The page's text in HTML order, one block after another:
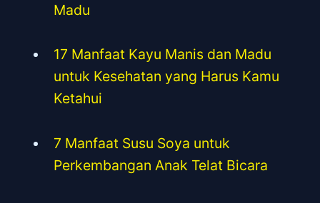
Madu
17 Manfaat Kayu Manis dan Madu
untuk Kesehatan yang Harus Kamu
Ketahui
7 Manfaat Susu Soya untuk
Perkembangan Anak Telat Bicara